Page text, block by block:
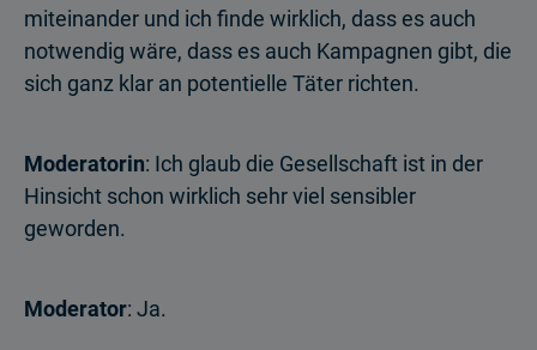
miteinander und ich finde wirklich, dass es auch
notwendig wäre, dass es auch Kampagnen gibt, die
sich ganz klar an potentielle Täter richten.
Moderatorin: Ich glaub die Gesellschaft ist in der
Hinsicht schon wirklich sehr viel sensibler
geworden.
Moderator: Ja.